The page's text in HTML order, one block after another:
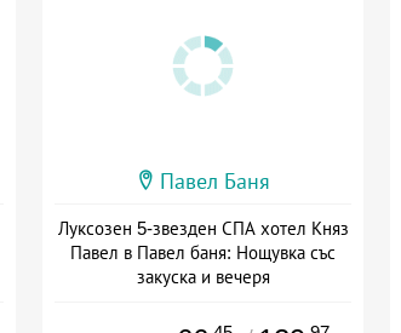
Павел Баня
Луксозен 5-звезден СПА хотел Княз
Павел в Павел баня: Нощувка със
закуска и вечеря